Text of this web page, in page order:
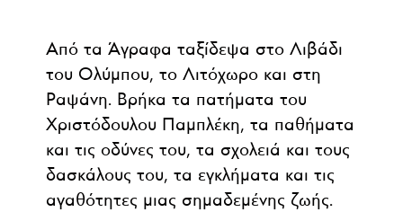
Από τα Άγραφα ταξίδεψα στο Λιβάδι
του Ολύμπου, το Λιτόχωρο και στη
Ραψάνη. Βρήκα τα πατήματα του
Χριστόδουλου Παμπλέκη, τα παθήματα
και τις οδύνες του, τα σχολειά και τους
δασκάλους του, τα εγκλήματα και τις
αγαθότητες μιας σημαδεμένης ζωής.